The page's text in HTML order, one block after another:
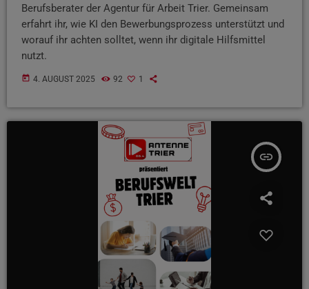
Berufsberater der Agentur für Arbeit Trier. Gemeinsam
erfahrt ihr, wie KI den Bewerbungsprozess unterstützt und
worauf ihr achten solltet, wenn ihr digitale Hilfsmittel
nutzt.
today 4. AUGUST 2025 92 1
insert_link